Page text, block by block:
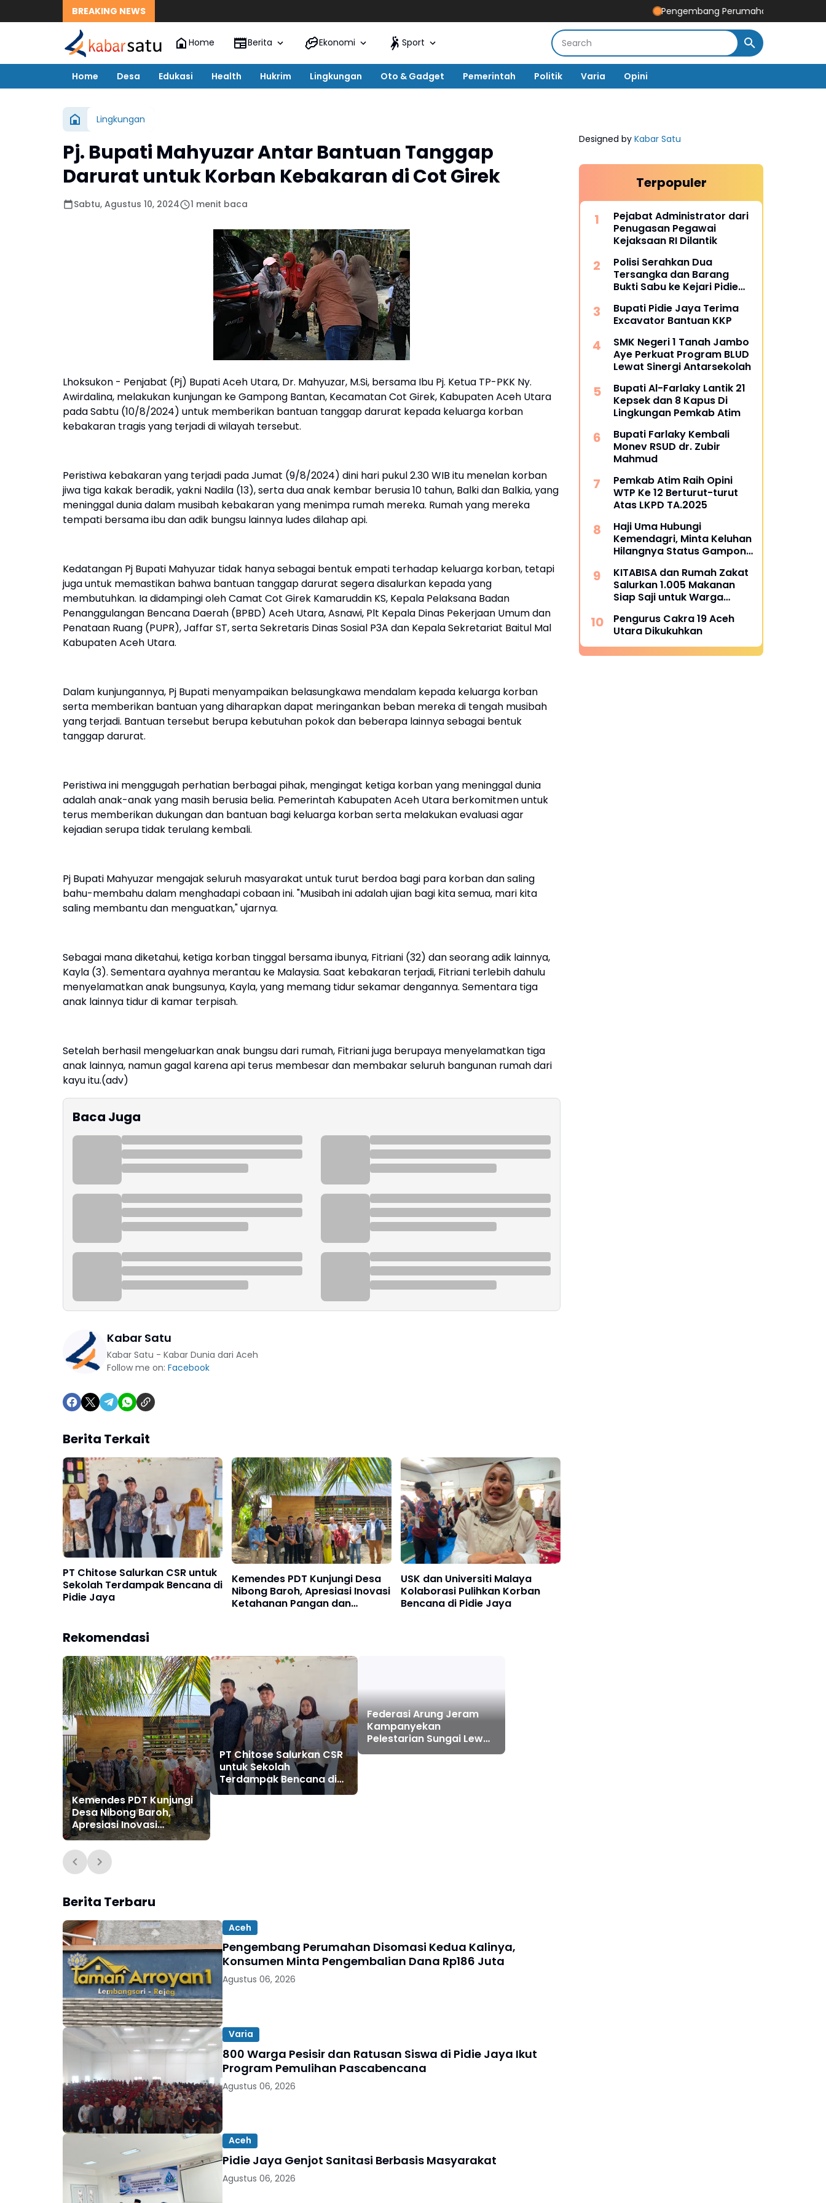
BREAKING NEWS Pengembang Perumahan Disomasi Kedua
Home Berita Ekonomi Sport
Home Desa Edukasi Health Hukrim Lingkungan Oto & Gadget Pemerintah Politik Varia Opini
Lingkungan
Pj. Bupati Mahyuzar Antar Bantuan Tanggap
Darurat untuk Korban Kebakaran di Cot Girek
Sabtu, Agustus 10, 2024 1 menit baca
Lhoksukon - Penjabat (Pj) Bupati Aceh Utara, Dr. Mahyuzar, M.Si, bersama Ibu Pj. Ketua TP-PKK Ny.
Awirdalina, melakukan kunjungan ke Gampong Bantan, Kecamatan Cot Girek, Kabupaten Aceh Utara
pada Sabtu (10/8/2024) untuk memberikan bantuan tanggap darurat kepada keluarga korban
kebakaran tragis yang terjadi di wilayah tersebut.
Peristiwa kebakaran yang terjadi pada Jumat (9/8/2024) dini hari pukul 2.30 WIB itu menelan korban
jiwa tiga kakak beradik, yakni Nadila (13), serta dua anak kembar berusia 10 tahun, Balki dan Balkia, yang
meninggal dunia dalam musibah kebakaran yang menimpa rumah mereka. Rumah yang mereka
tempati bersama ibu dan adik bungsu lainnya ludes dilahap api.
Kedatangan Pj Bupati Mahyuzar tidak hanya sebagai bentuk empati terhadap keluarga korban, tetapi
juga untuk memastikan bahwa bantuan tanggap darurat segera disalurkan kepada yang
membutuhkan. Ia didampingi oleh Camat Cot Girek Kamaruddin KS, Kepala Pelaksana Badan
Penanggulangan Bencana Daerah (BPBD) Aceh Utara, Asnawi, Plt Kepala Dinas Pekerjaan Umum dan
Penataan Ruang (PUPR), Jaffar ST, serta Sekretaris Dinas Sosial P3A dan Kepala Sekretariat Baitul Mal
Kabupaten Aceh Utara.
Dalam kunjungannya, Pj Bupati menyampaikan belasungkawa mendalam kepada keluarga korban
serta memberikan bantuan yang diharapkan dapat meringankan beban mereka di tengah musibah
yang terjadi. Bantuan tersebut berupa kebutuhan pokok dan beberapa lainnya sebagai bentuk
tanggap darurat.
Peristiwa ini menggugah perhatian berbagai pihak, mengingat ketiga korban yang meninggal dunia
adalah anak-anak yang masih berusia belia. Pemerintah Kabupaten Aceh Utara berkomitmen untuk
terus memberikan dukungan dan bantuan bagi keluarga korban serta melakukan evaluasi agar
kejadian serupa tidak terulang kembali.
Pj Bupati Mahyuzar mengajak seluruh masyarakat untuk turut berdoa bagi para korban dan saling
bahu-membahu dalam menghadapi cobaan ini. "Musibah ini adalah ujian bagi kita semua, mari kita
saling membantu dan menguatkan," ujarnya.
Sebagai mana diketahui, ketiga korban tinggal bersama ibunya, Fitriani (32) dan seorang adik lainnya,
Kayla (3). Sementara ayahnya merantau ke Malaysia. Saat kebakaran terjadi, Fitriani terlebih dahulu
menyelamatkan anak bungsunya, Kayla, yang memang tidur sekamar dengannya. Sementara tiga
anak lainnya tidur di kamar terpisah.
Setelah berhasil mengeluarkan anak bungsu dari rumah, Fitriani juga berupaya menyelamatkan tiga
anak lainnya, namun gagal karena api terus membesar dan membakar seluruh bangunan rumah dari
kayu itu.(adv)
Baca Juga
Kabar Satu
Kabar Satu - Kabar Dunia dari Aceh
Follow me on: Facebook
Berita Terkait
PT Chitose Salurkan CSR untuk
Sekolah Terdampak Bencana di
Pidie Jaya
Kemendes PDT Kunjungi Desa
Nibong Baroh, Apresiasi Inovasi
Ketahanan Pangan dan
USK dan Universiti Malaya
Kolaborasi Pulihkan Korban
Bencana di Pidie Jaya
Rekomendasi
Kemendes PDT Kunjungi
Desa Nibong Baroh,
Apresiasi Inovasi
Ketahanan Pangan dan
Pengelolaan Lingkungan
PT Chitose Salurkan CSR
untuk Sekolah
Terdampak Bencana di
Pidie Jaya
Federasi Arung Jeram
Kampanyekan
Pelestarian Sungai Lewat
Fun Rafting
Berita Terbaru
Aceh
Pengembang Perumahan Disomasi Kedua Kalinya,
Konsumen Minta Pengembalian Dana Rp186 Juta
Agustus 06, 2026
Varia
800 Warga Pesisir dan Ratusan Siswa di Pidie Jaya Ikut
Program Pemulihan Pascabencana
Agustus 06, 2026
Aceh
Pidie Jaya Genjot Sanitasi Berbasis Masyarakat
Agustus 06, 2026
Designed by Kabar Satu
Terpopuler
Pejabat Administrator dari
Penugasan Pegawai
Kejaksaan RI Dilantik
Polisi Serahkan Dua
Tersangka dan Barang
Bukti Sabu ke Kejari Pidie
Bupati Pidie Jaya Terima
Excavator Bantuan KKP
SMK Negeri 1 Tanah Jambo
Aye Perkuat Program BLUD
Lewat Sinergi Antarsekolah
Bupati Al-Farlaky Lantik 21
Kepsek dan 8 Kapus Di
Lingkungan Pemkab Atim
Bupati Farlaky Kembali
Monev RSUD dr. Zubir
Mahmud
Pemkab Atim Raih Opini
WTP Ke 12 Berturut-turut
Atas LKPD TA.2025
Haji Uma Hubungi
Kemendagri, Minta Keluhan
Hilangnya Status Gampong
Ditindaklanjuti
KITABISA dan Rumah Zakat
Salurkan 1.005 Makanan
Siap Saji untuk Warga
Pengurus Cakra 19 Aceh
Utara Dikukuhkan